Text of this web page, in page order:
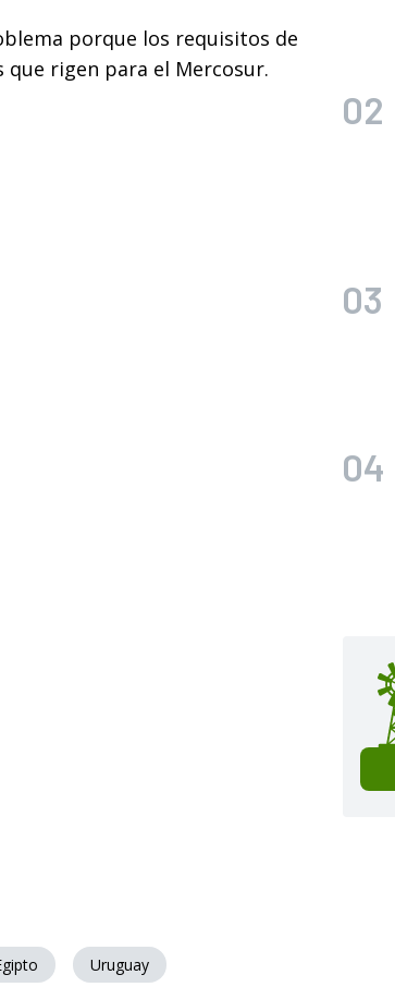
porque los requisitos de
rigen para el Mercosur.
Uruguay